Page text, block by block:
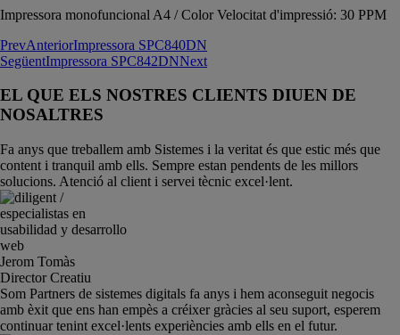
Impressora monofuncional A4 / Color Velocitat d'impressió: 30 PPM
PrevAnteriorImpressora SPC840DN
SegüentImpressora SPC842DNNext
EL QUE ELS NOSTRES CLIENTS DIUEN DE
NOSALTRES
Fa anys que treballem amb Sistemes i la veritat és que estic més que
content i tranquil amb ells. Sempre estan pendents de les millors
solucions. Atenció al client i servei tècnic excel·lent.
Jerom Tomàs
Director Creatiu
Som Partners de sistemes digitals fa anys i hem aconseguit negocis
amb èxit que ens han empès a créixer gràcies al seu suport, esperem
continuar tenint excel·lents experiències amb ells en el futur.